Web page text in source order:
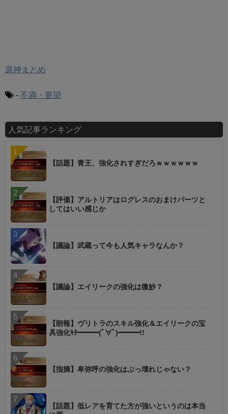
原神まとめ
- 不満・要望
人気記事ランキング
【話題】青王、強化されすぎだろｗｗｗｗｗｗ
【評価】アルトリアはログレスのおまけパーツと
してはいい感じか
【議論】武蔵って今も人気キャラなんか？
【議論】エイリークの強化は微妙？
【朗報】ヴリトラのスキル強化＆エイリークの宝
具強化ｷﾀ━━━(ﾟ∀ﾟ)━━━!!
【指摘】卑弥呼の強化はぶっ壊れじゃない？
【話題】低レアを育てた方が強いというのは本当